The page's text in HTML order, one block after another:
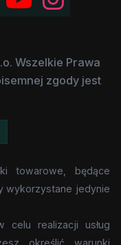
Wszelkie Prawa
zgody jest
towarowe, będące
wykorzystane jedynie
realizacji usług